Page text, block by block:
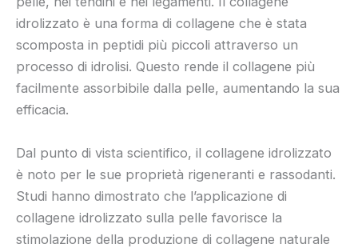
idrolizzato è una forma di collagene che è stata
scomposta in peptidi più piccoli attraverso un
processo di idrolisi. Questo rende il collagene più
facilmente assorbibile dalla pelle, aumentando la sua
efficacia.
Dal punto di vista scientifico, il collagene idrolizzato
è noto per le sue proprietà rigeneranti e rassodanti.
Studi hanno dimostrato che l’applicazione di
collagene idrolizzato sulla pelle favorisce la
stimolazione della produzione di collagene naturale